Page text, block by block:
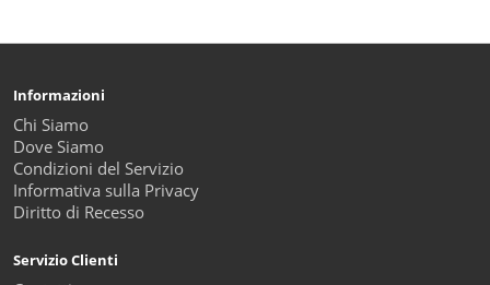
Informazioni
Chi Siamo
Dove Siamo
Condizioni del Servizio
Informativa sulla Privacy
Diritto di Recesso
Servizio Clienti